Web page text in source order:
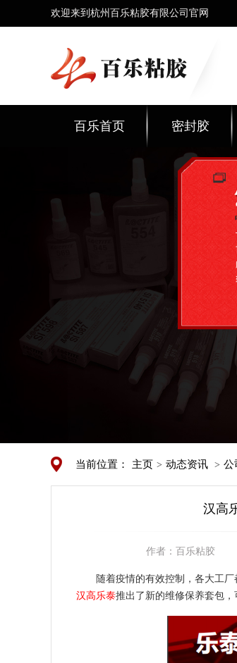
欢迎来到杭州百乐粘胶有限公司官网
百乐首页 密封胶
当前位置： 主页 > 动态资讯 > 公
汉高
作者： 百乐粘胶
随着疫情的有效控制，各大工
汉高乐泰推出了新的维修保养套包，